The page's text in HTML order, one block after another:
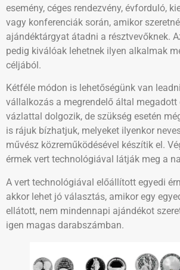
esemény, céges rendezvény, évforduló,
vagy konferenciák során, amikor
ajándéktárgyat átadni a résztvevőknek.
pedig kiválóak lehetnek ilyen alkalmak
céljából.
Kétféle módon is lehetőségünk van
vállalkozás a megrendelő által megadott
vázlattal dolgozik, de szükség esetén
is rájuk bízhatjuk, melyeket ilyenkor
művész közreműködésével készítik el.
érmek vert technológiával látják meg a
A vert technológiával előállított egyedi
akkor lehet jó választás, amikor egy
ellátott, nem mindennapi ajándékot
igen magas darabszámban.